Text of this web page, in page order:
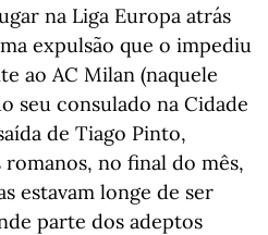
na Liga Europa atrás
expulsão que o impediu
ao AC Milan (naquele
seu consulado na Cidade
de Tiago Pinto,
no final do mês,
estavam longe de ser
parte dos adeptos